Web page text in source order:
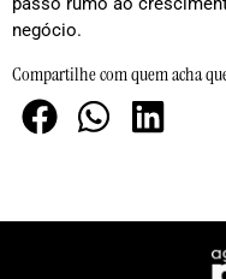
negócio.
Compartilhe com quem acha